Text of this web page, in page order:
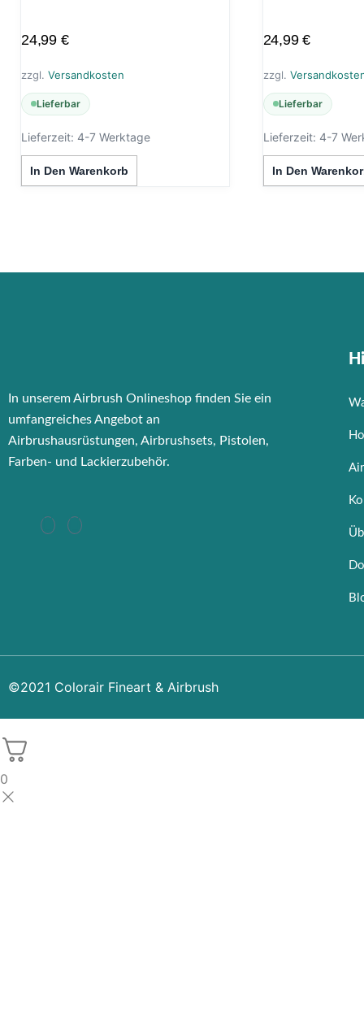
24,99 €
zzgl. Versandkosten
Lieferbar
Lieferzeit: 4-7 Werktage
In Den Warenkorb
24,99€
zzgl.
Lieferbar
Lieferzeit: 4-7
In Den
In unserem Airbrush Onlineshop finden Sie ein
umfangreiches Angebot an
Airbrushausrüstungen, Airbrushsets, Pistolen,
Farben- und Lackierzubehör.
©2021 Colorair Fineart & Airbrush
0